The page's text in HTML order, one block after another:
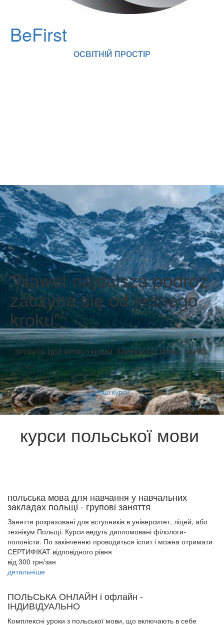
BeFirst
ОСВІТНІЙ ПРОСТІР
"Nawet najdalsza podróż
zaczyna się od jednego
kroku"
ЗРОБІТЬ ЦЕЙ КРОК З НАМИ. ЗАПИШІТЬСЯ ВЖЕ ЗАРАЗ.
Наші курси
курси польської мови
польська мова для навчання у навчальних
закладах польщі - групові заняття
Заняття розраховані для вступників в університет, ліцей, або
технікум Польщі. Курси ведуть дипломовані філологи-
полоністи. По закінченню проводиться іспит і можна отримати
СЕРТИФІКАТ відповідного рівня
від 300 грн/зан
детальніше
ПОЛЬСЬКА ОНЛАЙН і офлайн -
ІНДИВІДУАЛЬНО
Комплексні уроки з польської мови, що включають в себе